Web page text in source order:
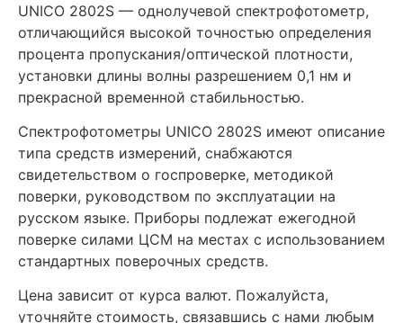
UNICO 2802S — однолучевой спектрофотометр,
отличающийся высокой точностью определения
процента пропускания/оптической плотности,
установки длины волны разрешением 0,1 нм и
прекрасной временной стабильностью.
Спектрофотометры UNICO 2802S имеют описание
типа средств измерений, снабжаются
свидетельством о госпроверке, методикой
поверки, руководством по эксплуатации на
русском языке. Приборы подлежат ежегодной
поверке силами ЦСМ на местах с использованием
стандартных поверочных средств.
Цена зависит от курса валют. Пожалуйста,
уточняйте стоимость, связавшись с нами любым